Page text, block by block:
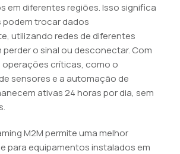
em diferentes regiões. Isso significa
podem trocar dados
utilizando redes de diferentes
o sinal ou desconectar. Com
críticas, como o
sensores e a automação de
ativas 24 horas por dia, sem
M2M permite uma melhor
para equipamentos instalados em